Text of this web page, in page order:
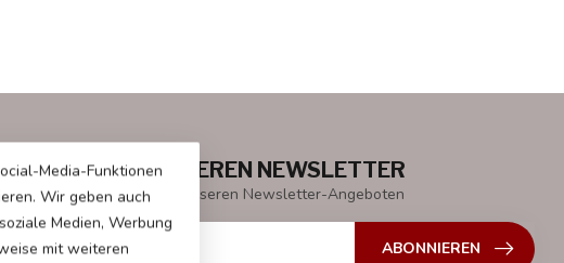
SIE UNSEREN NEWSLETTER
auf dem Laufenden mit unseren Newsletter-Angeboten
ABONNIEREN
Media-Funktionen
Wir geben auch
Medien, Werbung
mit weiteren